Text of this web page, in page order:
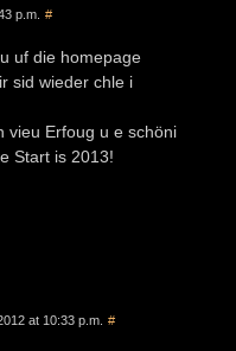
p.m. #
uf die homepage
sid wieder chle i
vieu Erfoug u e schöni
Start is 2013!
at 10:33 p.m. #